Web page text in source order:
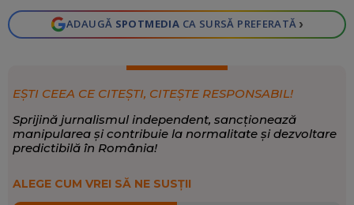
ADAUGĂ SPOTMEDIA CA SURSĂ PREFERATĂ ›
EȘTI CEEA CE CITEȘTI, CITEȘTE RESPONSABIL!
Sprijină jurnalismul independent, sancționează
manipularea și contribuie la normalitate și dezvoltare
predictibilă în România!
ALEGE CUM VREI SĂ NE SUSȚII